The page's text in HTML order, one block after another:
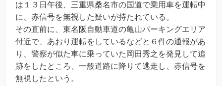
は１３日午後、三重県桑名市の国道で乗用車を運転中
に、赤信号を無視した疑いが持たれている。
その直前に、東名阪自動車道の亀山パーキングエリア
付近で、あおり運転をしているなどと６件の通報があ
り、警察が似た車に乗っていた岡田秀之を発見して追
跡をしたところ、一般道路に降りて逃走し、赤信号を
無視したという。